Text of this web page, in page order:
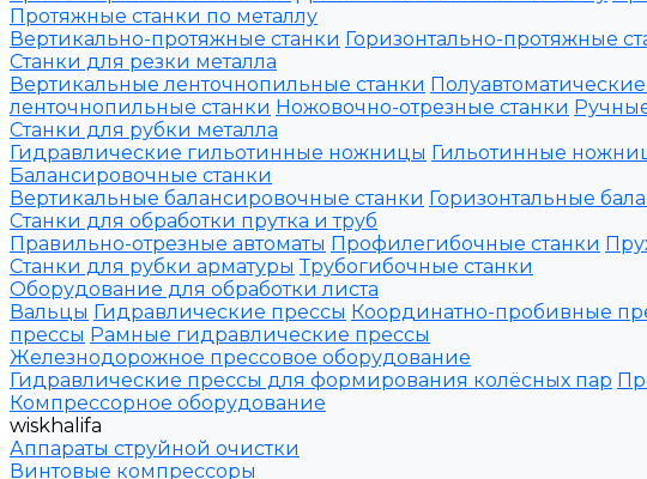
Протяжные станки по металлу
Вертикально-протяжные станки Горизонтально-протяжные
Станки для резки металла
Вертикальные ленточнопильные станки
ленточнопильные станки Ножовочно-отрезные станки
Станки для рубки металла
Гидравлические гильотинные ножницы Гильотинные
Балансировочные станки
Вертикальные балансировочные станки Горизонтальные
Станки для обработки прутка и труб
Правильно-отрезные автоматы Профилегибочные станки
Станки для рубки арматуры Трубогибочные станки
Оборудование для обработки листа
Вальцы Гидравлические прессы Координатно-пробивные
прессы Рамные гидравлические прессы
Железнодорожное прессовое оборудование
Гидравлические прессы для формирования колёсных пар
Компрессорное оборудование
wiskhalifa
Аппараты струйной очистки
Винтовые компрессоры